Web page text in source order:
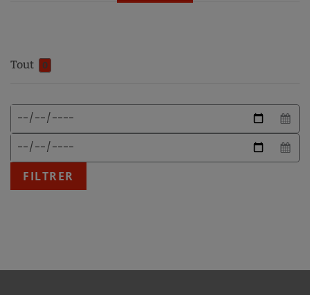
Tout 0
Date
début
Date
Format
date
attendu
:
JJ/MM/AAAA
FILTRER